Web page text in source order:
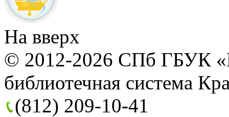
На вверх
© 2012-2026 СПб ГБУК
библиотечная система
(812) 209-10-41